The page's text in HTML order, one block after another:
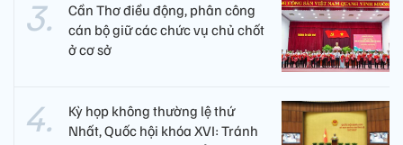
Cần Thơ điều động, phân công
cán bộ giữ các chức vụ chủ chốt
ở cơ sở
Kỳ họp không thường lệ thứ
Nhất, Quốc hội khóa XVI: Tránh